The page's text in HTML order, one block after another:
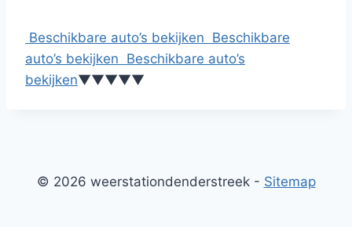
Beschikbare auto’s bekijken Beschikbare
auto’s bekijken Beschikbare auto’s
bekijken▼▼▼▼▼
© 2026 weerstationdenderstreek - Sitemap